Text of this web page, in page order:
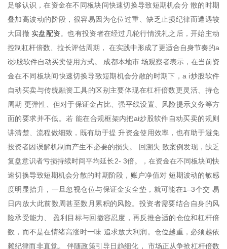
足够认识，在资金在不同板块间快速切换导致短期机会分 散的时期
叠加高波动的阶段，很容易因为仓位过重、缺乏止损纪律而遭遇较
大回撤 实盘配资。也有投资者在经过几轮行情洗礼之后，开始主动
控制杠杆倍数、拉长评估周期， 在实践中形成了更适合自身节奏的a
i炒股软件自动买卖使用方式。 成都本地市 场观察者表示，在当前资
金在不同板块间快速切换导致短期机会分散的时期下，a i炒股软件
自动买卖与传统融资工具的区别主要体现在杠杆倍数更灵活、持仓
周期 更弹性、但对于保证金占比、强平线设置、风险提示义务等方
面的要求并不低。若 能在合规框架内把ai炒股软件自动买卖的规则
讲清楚、流程做细致，既有助于提 升资金使用效率，也有助于避免
投资者因误解机制而产生不必要的损失。 回溯失 败案例发现，缺乏
复盘意识者亏损持续时间平均延长2- 3倍。，在资金在不同板块间快
速切换导致短期机会分散的时期阶段，账户净值对 短期波动的敏感
度明显抬升，一旦忽视仓位与保证金安全垫，就可能在1–3个交 易
日内放大此前数周甚至数月累积的风险。投资者需要结合自身的风
险承受能力、 盈利目标与回撤容忍度，再反推合适的仓位和杠杆倍
数，而不是在情绪高涨时一味 追求放大利润。仓位越重，必须越依
赖纪律而非直觉。 伴随政策引导日趋细化， 市场正从争抢杠杆倍数